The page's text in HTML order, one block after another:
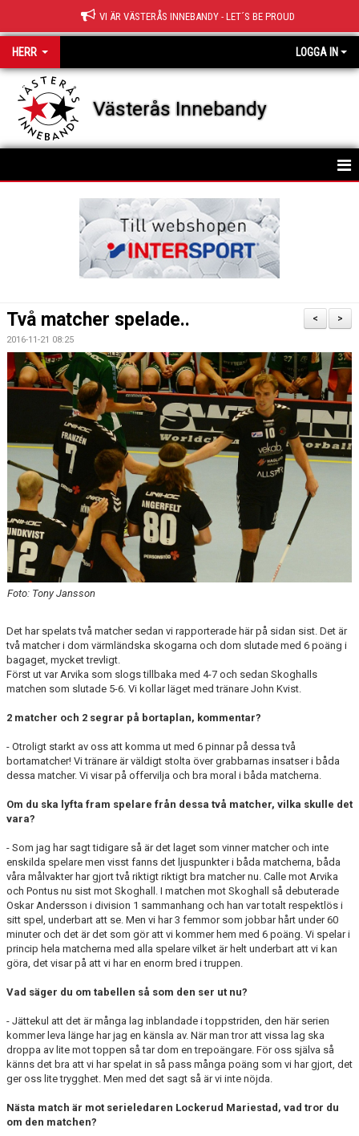
VI ÄR VÄSTERÅS INNEBANDY - LET´S BE PROUD
HERR LOGGA IN
Västerås Innebandy
>
<
Två matcher spelade..
2016-11-21 08:25
Foto: Tony Jansson
Det har spelats två matcher sedan vi rapporterade här på sidan sist. Det är
två matcher i dom värmländska skogarna och dom slutade med 6 poäng i
bagaget, mycket trevligt.
Först ut var Arvika som slogs tillbaka med 4-7 och sedan Skoghalls
matchen som slutade 5-6. Vi kollar läget med tränare John Kvist.
2 matcher och 2 segrar på bortaplan, kommentar?
- Otroligt starkt av oss att komma ut med 6 pinnar på dessa två
bortamatcher! Vi tränare är väldigt stolta över grabbarnas insatser i båda
dessa matcher. Vi visar på offervilja och bra moral i båda matcherna.
Om du ska lyfta fram spelare från dessa två matcher, vilka skulle det
vara?
- Som jag har sagt tidigare så är det laget som vinner matcher och inte
enskilda spelare men visst fanns det ljuspunkter i båda matcherna, båda
våra målvakter har gjort två riktigt riktigt bra matcher nu. Calle mot Arvika
och Pontus nu sist mot Skoghall. I matchen mot Skoghall så debuterade
Oskar Andersson i division 1 sammanhang och han var totalt respektlös i
sitt spel, underbart att se. Men vi har 3 femmor som jobbar hårt under 60
minuter och det är det som gör att vi kommer hem med 6 poäng. Vi spelar i
princip hela matcherna med alla spelare vilket är helt underbart att vi kan
göra, det visar på att vi har en enorm bred i truppen.
Vad säger du om tabellen så som den ser ut nu?
- Jättekul att det är många lag inblandade i toppstriden, den här serien
kommer leva länge har jag en känsla av. När man tror att vissa lag ska
droppa av lite mot toppen så tar dom en trepoängare. För oss själva så
känns det bra att vi har spelat in så pass många poäng som vi har gjort, det
ger oss lite trygghet. Men med det sagt så är vi inte nöjda.
Nästa match är mot serieledaren Lockerud Mariestad, vad tror du
om den matchen?